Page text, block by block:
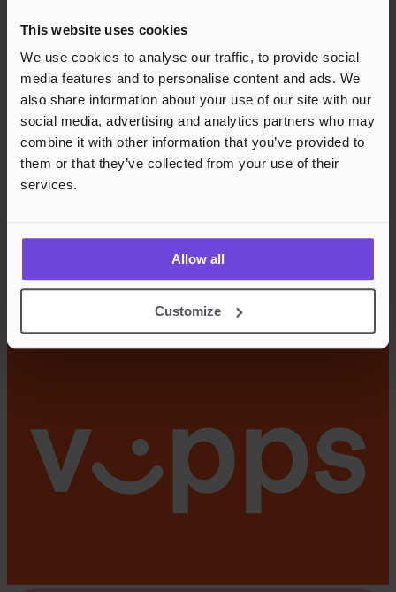
This website uses cookies
We use cookies to analyse our traffic, to provide social
media features and to personalise content and ads. We
also share information about your use of our site with our
social media, advertising and analytics partners who may
combine it with other information that you’ve provided to
them or that they’ve collected from your use of their
services.
Allow all
Customize